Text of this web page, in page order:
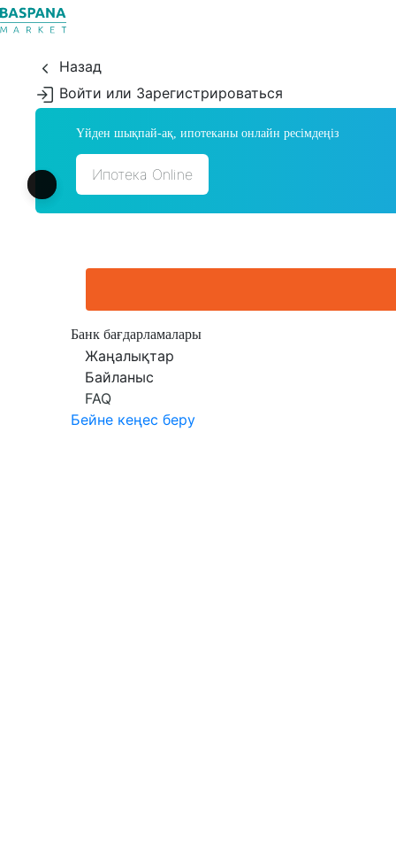
Назад
Войти или Зарегистрироваться
Үйден шықпай-ақ, ипотеканы онлайн ресімдеңіз
Ипотека Online
Банк бағдарламалары
Жаңалықтар
Байланыс
FAQ
Бейне кеңес беру